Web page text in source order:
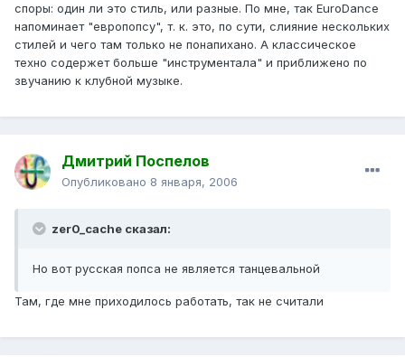
споры: один ли это стиль, или разные. По мне, так EuroDance
напоминает "европопсу", т. к. это, по сути, слияние нескольких
стилей и чего там только не понапихано. А классическое
техно содержет больше "инструментала" и приближено по
звучанию к клубной музыке.
Дмитрий Поспелов
Опубликовано 8 января, 2006
zer0_cache сказал:
Но вот русская попса не является танцевальной
Там, где мне приходилось работать, так не считали